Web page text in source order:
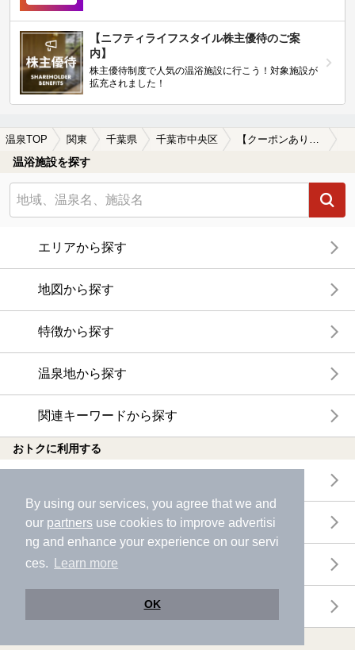
By using our services, you agree that we and
our partners use cookies to improve advertisi
ng and enhance your experience on our servi
ces.
Learn more
OK
【ニフティライフスタイル株主優待のご案
内】
株主優待制度で人気の温浴施設に行こう！対象施設が
拡充されました！
温泉TOP 関東 千葉県 千葉市中央区 【クーポンあり】女子旅・女子会におすすめの千葉市中央区の温泉、日帰り温泉、スーパー銭湯おすすめ
温浴施設を探す
エリアから探す
地図から探す
特徴から探す
温泉地から探す
関連キーワードから探す
おトクに利用する
クーポンが利用できる施設一覧
おすすめ電子チケット・クーポン一覧
今月の新着電子チケット・クーポン一覧